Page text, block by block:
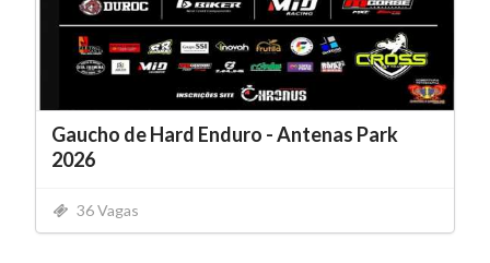
Gaucho de Hard Enduro - Antenas Park
2026
36 Vagas